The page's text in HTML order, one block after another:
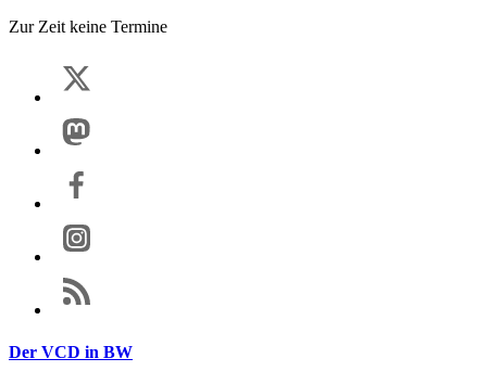
Zur Zeit keine Termine
Der VCD in BW